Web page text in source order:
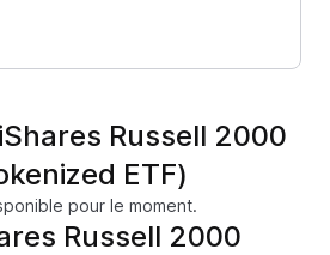
Russell 2000
ETF)
pour le moment.
Russell 2000